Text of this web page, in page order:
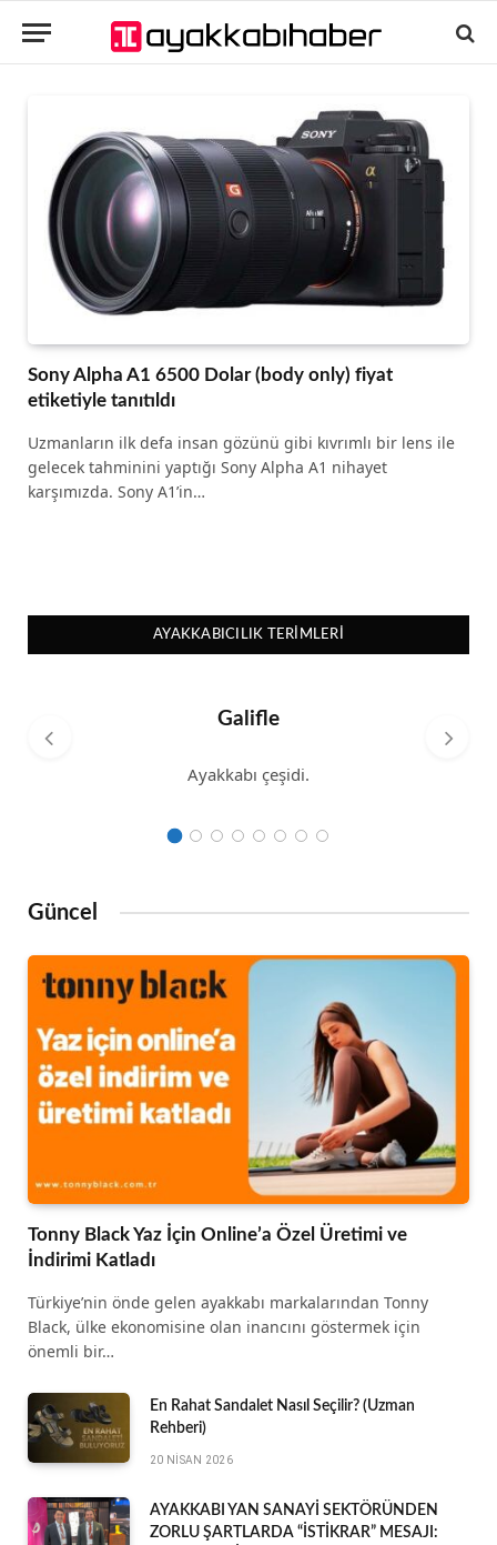
Sony Alpha A1 6500 Dolar (body only) fiyat
etiketiyle tanıtıldı
Uzmanların ilk defa insan gözünü gibi kıvrımlı bir lens ile
gelecek tahminini yaptığı Sony Alpha A1 nihayet
karşımızda. Sony A1’in…
AYAKKABICILIK TERIMLERI
Galifle
Ayakkabı çeşidi.
Güncel
Tonny Black Yaz İçin Online’a Özel Üretimi ve
İndirimi Katladı
Türkiye’nin önde gelen ayakkabı markalarından Tonny
Black, ülke ekonomisine olan inancını göstermek için
önemli bir…
En Rahat Sandalet Nasıl Seçilir? (Uzman
Rehberi)
20 NISAN 2026
AYAKKABI YAN SANAYİ SEKTÖRÜNDEN
ZORLU ŞARTLARDA “İSTİKRAR” MESAJI: